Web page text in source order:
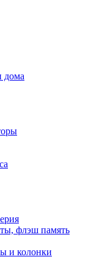
дома
флэш память
и колонки